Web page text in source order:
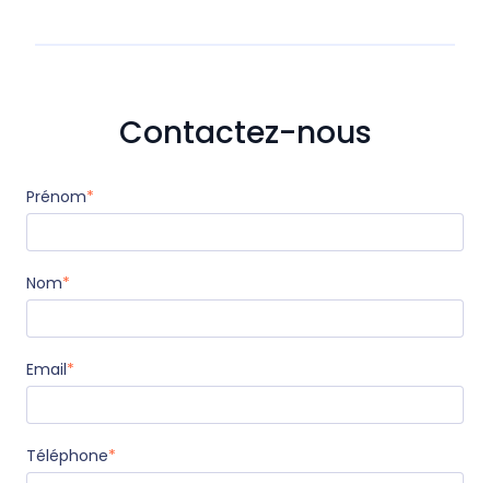
Contactez-nous
Prénom*
Nom*
Email*
Téléphone*